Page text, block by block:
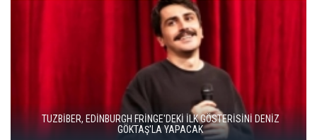
DENİZ
DUENDE TİYATRO’DAN BAHAR